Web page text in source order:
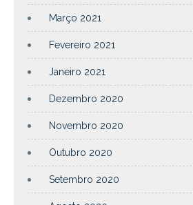
Março 2021
Fevereiro 2021
Janeiro 2021
Dezembro 2020
Novembro 2020
Outubro 2020
Setembro 2020